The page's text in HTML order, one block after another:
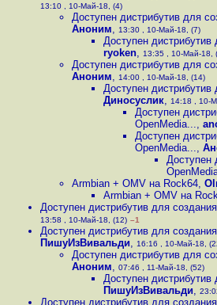
13:10 , 10-Май-18, (4)
Доступен дистрибутив для
Аноним, 13:30 , 10-Май-18, (7)
Доступен
ryoken, 13:35 , 10-Май-18,
Доступен дистрибутив для
Аноним, 14:00 , 10-Май-18, (14)
Доступен
Диносуслик, 14:18 , 10-
Доступен
OpenMedia...,
Доступен
OpenMedia...,
Доступен
Armbian + OMV на Rock64,
Armbian + OMV на
Доступен дистрибутив для
13:58 , 10-Май-18, (12) –1
Доступен дистрибутив для
ПишуИзВивальди, 16:16 , 10-Май-18,
Доступен дистрибутив для
Аноним, 07:46 , 11-Май-18, (52)
Доступен
ПишуИзВивальди,
Доступен дистрибутив для